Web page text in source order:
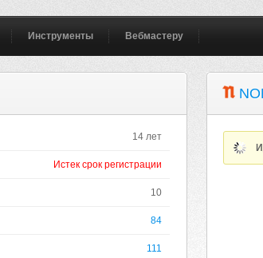
Инструменты Вебмастеру
14 лет
Истек срок регистрации
10
84
111